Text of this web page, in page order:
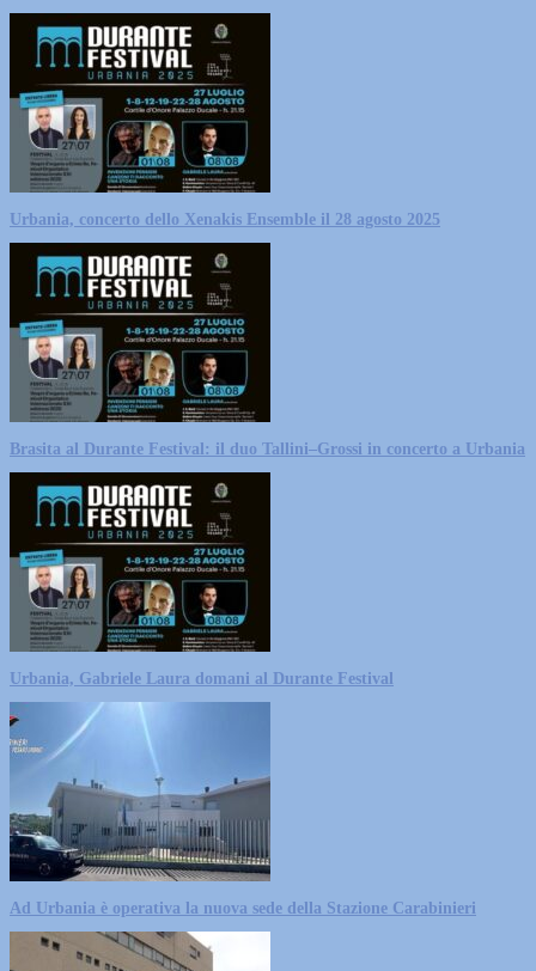
Urbania, concerto dello Xenakis Ensemble il 28 agosto 2025
Brasita al Durante Festival: il duo Tallini–Grossi in concerto a Urbania
Urbania, Gabriele Laura domani al Durante Festival
Ad Urbania è operativa la nuova sede della Stazione Carabinieri